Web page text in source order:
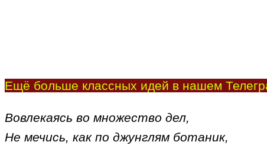
Ещё больше классных идей в нашем
Вовлекаясь во множество дел,
Не мечись, как по джунглям ботаник,